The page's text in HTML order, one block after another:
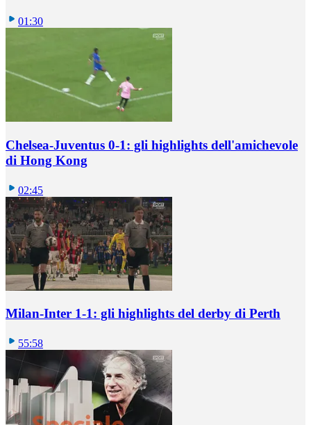
01:30
Chelsea-Juventus 0-1: gli highlights dell'amichevole
di Hong Kong
02:45
Milan-Inter 1-1: gli highlights del derby di Perth
55:58